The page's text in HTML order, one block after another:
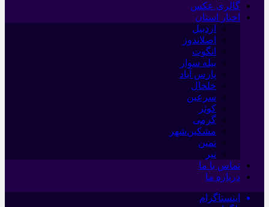
گالری عکس
اخبار استان
اردبیل
اصلاندوز
انگوت
بیله سوار
پارس آباد
خلخال
سرعین
کوثر
گرمی
مشکین‌شهر
نمین
نیر
تماس با ما
درباره ما
اینستاگرام